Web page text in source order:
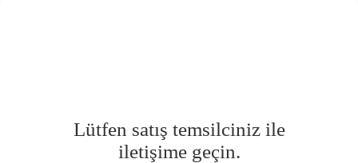
Lütfen satış temsilciniz ile
iletişime geçin.